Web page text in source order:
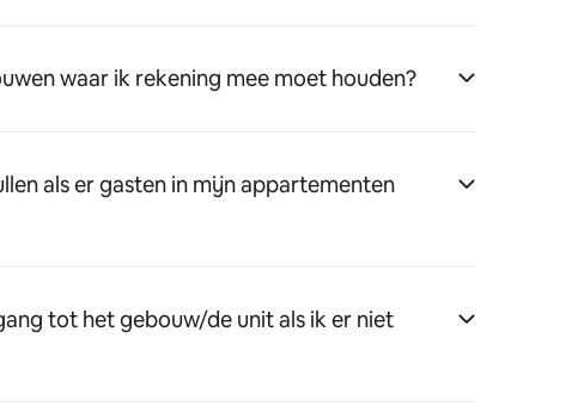
waar ik rekening mee moet houden?
als er gasten in mijn appartementen
tot het gebouw/de unit als ik er niet